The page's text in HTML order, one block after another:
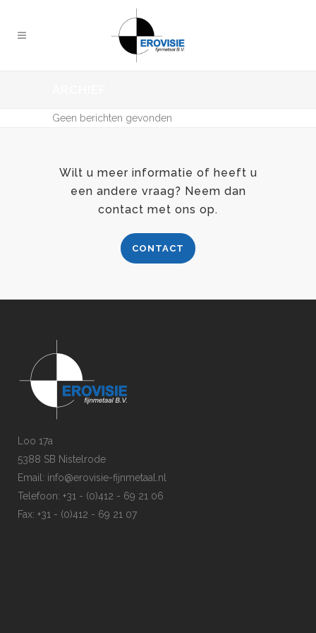
Geen berichten gevonden
Wilt u meer informatie of heeft u
een andere vraag? Neem dan
contact met ons op.
CONTACT
Loo 17a
5388 SB Nistelrode
Email: info@erovisie-fijnmetaal.nl
Telefoon: +31 - (0)412 - 69 21 06
Fax: +31 - (0)412 - 69 21 07